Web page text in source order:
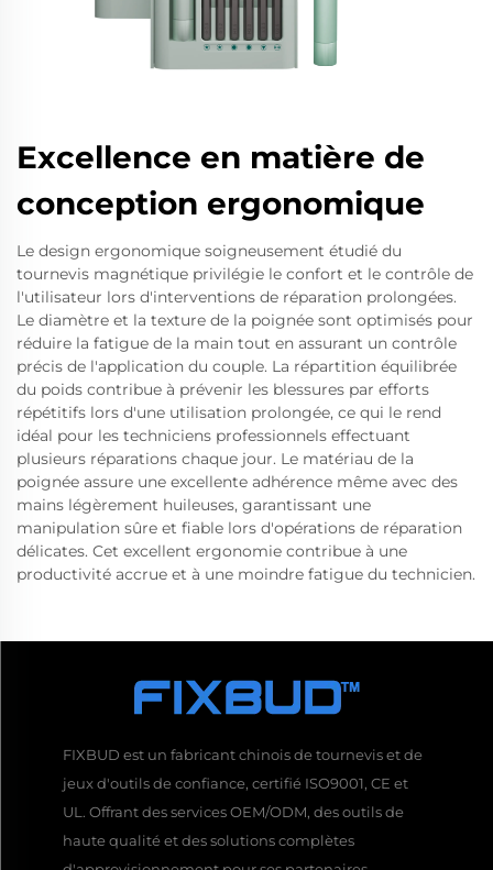
Excellence en matière de
conception ergonomique
Le design ergonomique soigneusement étudié du
tournevis magnétique privilégie le confort et le contrôle de
l'utilisateur lors d'interventions de réparation prolongées.
Le diamètre et la texture de la poignée sont optimisés pour
réduire la fatigue de la main tout en assurant un contrôle
précis de l'application du couple. La répartition équilibrée
du poids contribue à prévenir les blessures par efforts
répétitifs lors d'une utilisation prolongée, ce qui le rend
idéal pour les techniciens professionnels effectuant
plusieurs réparations chaque jour. Le matériau de la
poignée assure une excellente adhérence même avec des
mains légèrement huileuses, garantissant une
manipulation sûre et fiable lors d'opérations de réparation
délicates. Cet excellent ergonomie contribue à une
productivité accrue et à une moindre fatigue du technicien.
FIXBUD est un fabricant chinois de tournevis et de
jeux d'outils de confiance, certifié ISO9001, CE et
UL. Offrant des services OEM/ODM, des outils de
haute qualité et des solutions complètes